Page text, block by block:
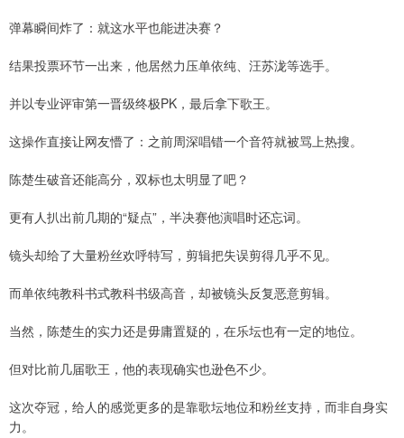
弹幕瞬间炸了：就这水平也能进决赛？
结果投票环节一出来，他居然力压单依纯、汪苏泷等选手。
并以专业评审第一晋级终极PK，最后拿下歌王。
这操作直接让网友懵了：之前周深唱错一个音符就被骂上热搜。
陈楚生破音还能高分，双标也太明显了吧？
更有人扒出前几期的“疑点”，半决赛他演唱时还忘词。
镜头却给了大量粉丝欢呼特写，剪辑把失误剪得几乎不见。
而单依纯教科书式教科书级高音，却被镜头反复恶意剪辑。
当然，陈楚生的实力还是毋庸置疑的，在乐坛也有一定的地位。
但对比前几届歌王，他的表现确实也逊色不少。
这次夺冠，给人的感觉更多的是靠歌坛地位和粉丝支持，而非自身实
力。